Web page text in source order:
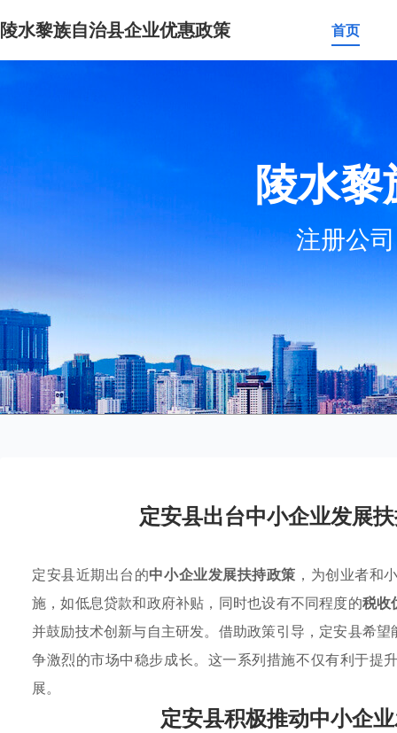
陵水黎族自治县企业优惠政策 首页
陵水
注册公
定安县出台中小企业发展
定安县近期出台的中小企业发展扶持政策 ，为创业者和
施，如低息贷款和政府补贴，同时也设有不同程度的税收
并鼓励技术创新与自主研发。借助政策引导，定安县希
争激烈的市场中稳步成长。这一系列措施不仅有利于提
展。
定安县积极推动中小企